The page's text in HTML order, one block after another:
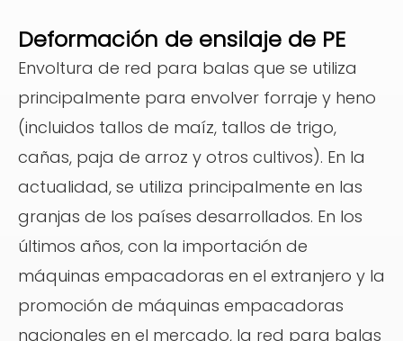
Deformación de ensilaje de PE
Envoltura de red para balas que se utiliza
principalmente para envolver forraje y heno
(incluidos tallos de maíz, tallos de trigo,
cañas, paja de arroz y otros cultivos). En la
actualidad, se utiliza principalmente en las
granjas de los países desarrollados. En los
últimos años, con la importación de
máquinas empacadoras en el extranjero y la
promoción de máquinas empacadoras
nacionales en el mercado, la red para balas